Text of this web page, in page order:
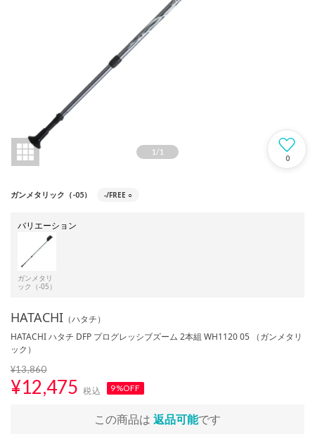
1 /1
0
ガンメタリック（-05） -/FREE ○
バリエーション
ガンメタリ
ック（-05）
HATACHI （ハタチ）
HATACHI ハタチ DFP プログレッシブズーム 2本組 WH1120 05 （ガンメタリ
ック）
¥13,860
¥12,475 税込 9%OFF
この商品は 返品可能です